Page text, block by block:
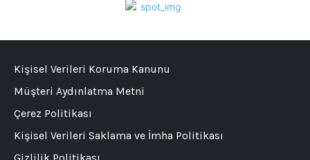
Kişisel Verileri Koruma Kanunu
Müşteri Aydınlatma Metni
Çerez Politikası
Kişisel Verileri Saklama ve İmha Politikası